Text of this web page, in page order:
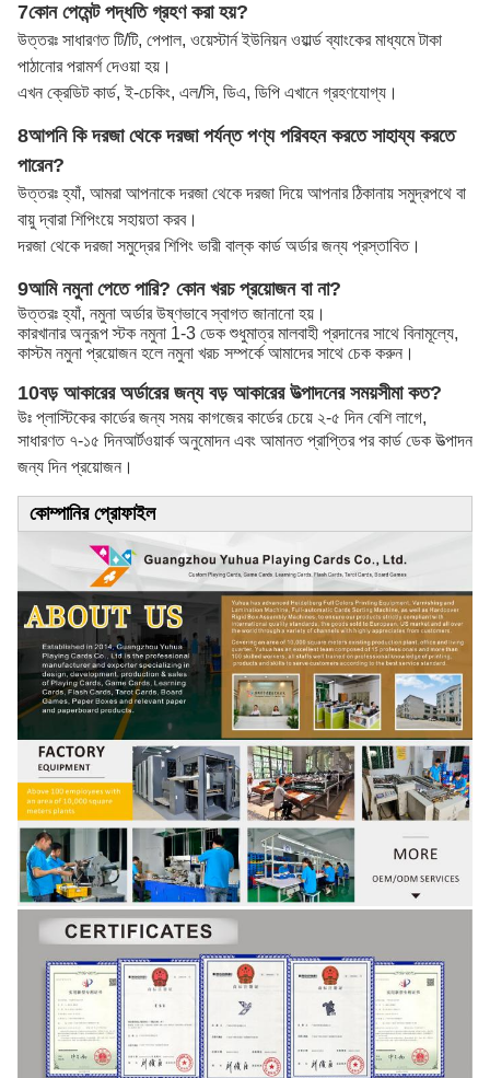
7কোন পেমেন্ট পদ্ধতি গ্রহণ করা হয়?
উত্তরঃ সাধারণত টি/টি, পেপাল, ওয়েস্টার্ন ইউনিয়ন ওয়ার্ল্ড ব্যাংকের মাধ্যমে টাকা
পাঠানোর পরামর্শ দেওয়া হয়।
এখন ক্রেডিট কার্ড, ই-চেকিং, এল/সি, ডিএ, ডিপি এখানে গ্রহণযোগ্য।
8আপনি কি দরজা থেকে দরজা পর্যন্ত পণ্য পরিবহন করতে সাহায্য করতে
পারেন?
উত্তরঃ হ্যাঁ, আমরা আপনাকে দরজা থেকে দরজা দিয়ে আপনার ঠিকানায় সমুদ্রপথে বা
বায়ু দ্বারা শিপিংয়ে সহায়তা করব।
দরজা থেকে দরজা সমুদ্রের শিপিং ভারী বাল্ক কার্ড অর্ডার জন্য প্রস্তাবিত।
9আমি নমুনা পেতে পারি? কোন খরচ প্রয়োজন বা না?
উত্তরঃ হ্যাঁ, নমুনা অর্ডার উষ্ণভাবে স্বাগত জানানো হয়।
কারখানার অনুরূপ স্টক নমুনা 1-3 ডেক শুধুমাত্র মালবাহী প্রদানের সাথে বিনামূল্যে,
কাস্টম নমুনা প্রয়োজন হলে নমুনা খরচ সম্পর্কে আমাদের সাথে চেক করুন।
10বড় আকারের অর্ডারের জন্য বড় আকারের উত্পাদনের সময়সীমা কত?
উঃ প্লাস্টিকের কার্ডের জন্য সময় কাগজের কার্ডের চেয়ে ২-৫ দিন বেশি লাগে,
সাধারণত ৭-১৫ দিনআর্টওয়ার্ক অনুমোদন এবং আমানত প্রাপ্তির পর কার্ড ডেক উত্পাদন
জন্য দিন প্রয়োজন।
কোম্পানির প্রোফাইল